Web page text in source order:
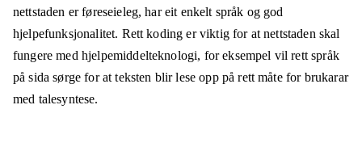
nettstaden er føreseieleg, har eit enkelt språk og god
hjelpefunksjonalitet. Rett koding er viktig for at nettstaden skal
fungere med hjelpemiddelteknologi, for eksempel vil rett språk
på sida sørge for at teksten blir lese opp på rett måte for brukarar
med talesyntese.